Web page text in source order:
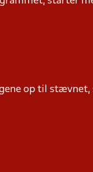
op til stævnet,